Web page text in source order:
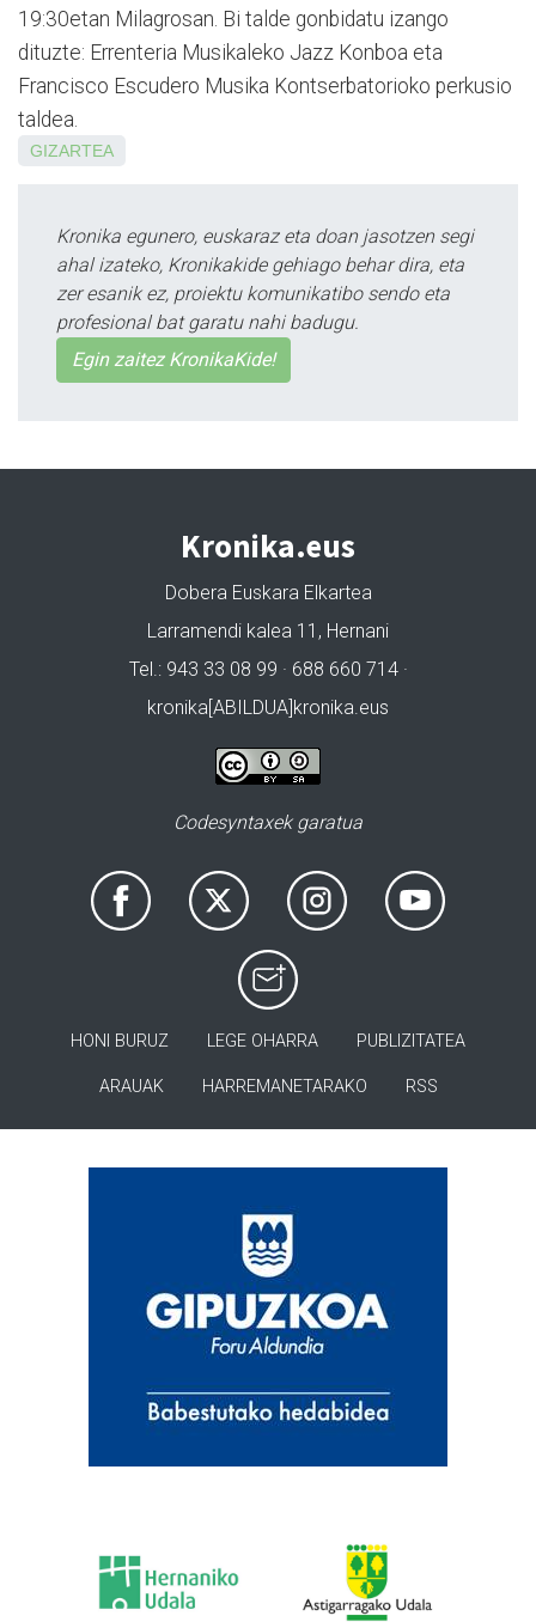
19:30etan Milagrosan. Bi talde gonbidatu izango
dituzte: Errente­ria Musikaleko Jazz Konboa eta
Francisco Escudero Musika Kontserbatorioko perkusio
taldea.
GIZARTEA
Kronika egunero, euskaraz eta doan jasotzen segi
ahal izateko, Kronikakide gehiago behar dira, eta
zer esanik ez, proiektu komunikatibo sendo eta
profesional bat garatu nahi badugu.
Egin zaitez KronikaKide!
Kronika.eus
Dobera Euskara Elkartea
Larramendi kalea 11, Hernani
Tel.: 943 33 08 99 · 688 660 714 ·
kronika[ABILDUA]kronika.eus
Codesyntaxek garatua
HONI BURUZ LEGE OHARRA PUBLIZITATEA
ARAUAK HARREMANETARAKO RSS